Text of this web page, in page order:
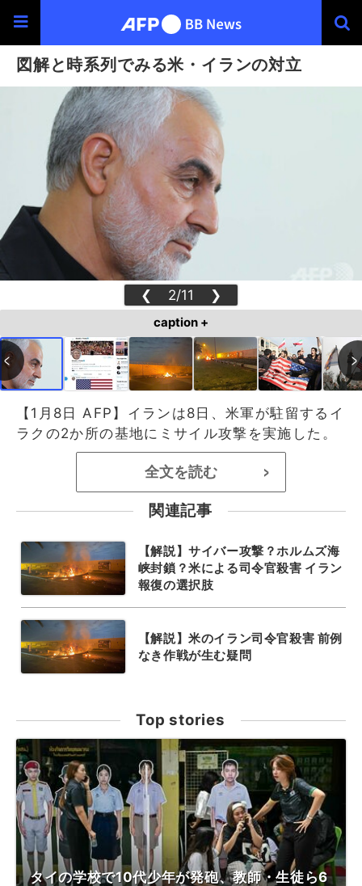
図解と時系列でみる米・イランの対立
❮ 2/11 ❯
caption +
【1月8日 AFP】イランは8日、米軍が駐留するイ
ラクの2か所の基地にミサイル攻撃を実施した。
全文を読む >
関連記事
【解説】サイバー攻撃？ホルムズ海
峡封鎖？米による司令官殺害 イラン
報復の選択肢
【解説】米のイラン司令官殺害 前例
なき作戦が生む疑問
Top stories
タイの学校で10代少年が発砲、教師・生徒ら6